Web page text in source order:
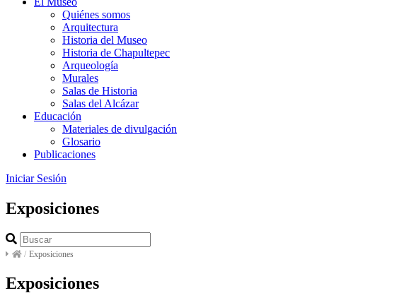
Quiénes somos
Arquitectura
Historia del Museo
Historia de Chapultepec
Arqueología
Murales
Salas de Historia
Salas del Alcázar
Educación
Materiales de divulgación
Glosario
Publicaciones
Iniciar Sesión
Exposiciones
/ Exposiciones
Exposiciones